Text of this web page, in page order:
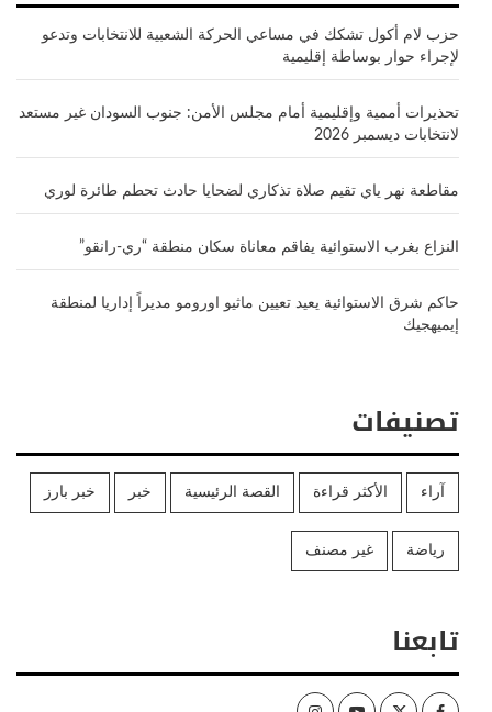
حزب لام أكول تشكك في مساعي الحركة الشعبية للانتخابات وتدعو
لإجراء حوار بوساطة إقليمية
تحذيرات أممية وإقليمية أمام مجلس الأمن: جنوب السودان غير مستعد
لانتخابات ديسمبر 2026
مقاطعة نهر ياي تقيم صلاة تذكاري لضحايا حادث تحطم طائرة لوري
النزاع بغرب الاستوائية يفاقم معاناة سكان منطقة “ري-رانقو”
حاكم شرق الاستوائية يعيد تعيين ماثيو اورومو مديراً إداريا لمنطقة
إيميهجيك
تصنيفات
آراء الأكثر قراءة القصة الرئيسية خبر خبر بارز
رياضة غير مصنف
تابعنا